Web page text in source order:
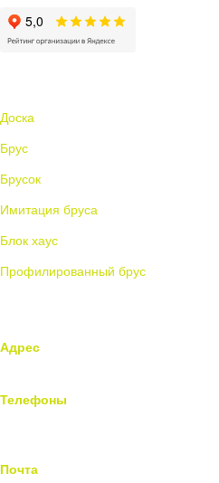
Доска
Брус
Брусок
Имитация бруса
Блок хаус
Профилированный брус
Адрес
Телефоны
Почта